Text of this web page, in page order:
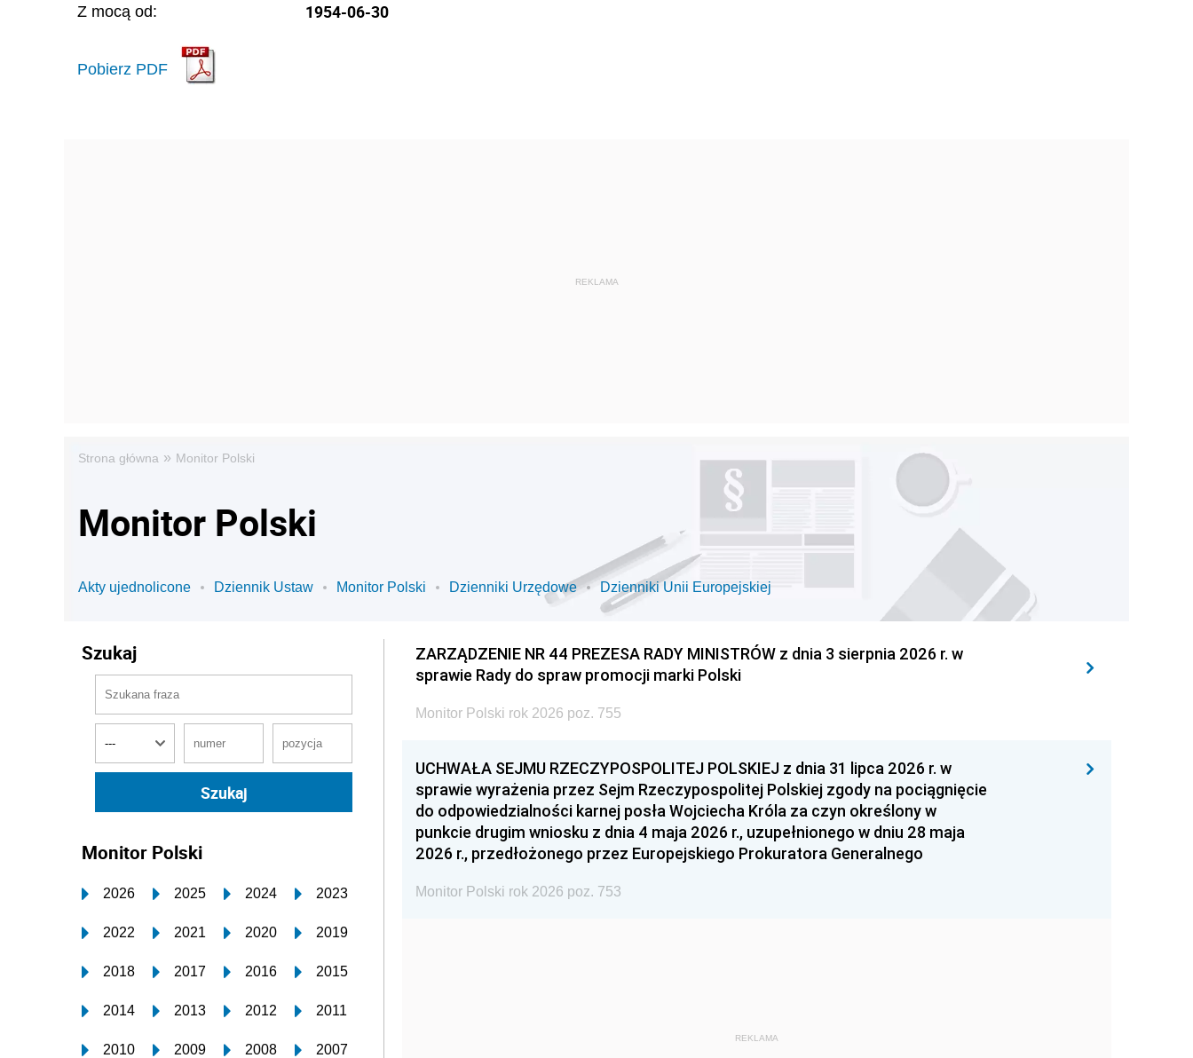
Z mocą od: 1954-06-30
Pobierz PDF
Strona główna » Monitor Polski
Monitor Polski
Akty ujednolicone Dziennik Ustaw Monitor Polski Dzienniki Urzędowe Dzienniki Unii Europejskiej
Szukaj
Monitor Polski
2026 2025 2024 2023
2022 2021 2020 2019
2018 2017 2016 2015
2014 2013 2012 2011
2010 2009 2008 2007
ZARZĄDZENIE NR 44 PREZESA RADY MINISTRÓW z dnia 3 sierpnia 2026 r. w
sprawie Rady do spraw promocji marki Polski
Monitor Polski rok 2026 poz. 755
UCHWAŁA SEJMU RZECZYPOSPOLITEJ POLSKIEJ z dnia 31 lipca 2026 r. w
sprawie wyrażenia przez Sejm Rzeczypospolitej Polskiej zgody na pociągnięcie
do odpowiedzialności karnej posła Wojciecha Króla za czyn określony w
punkcie drugim wniosku z dnia 4 maja 2026 r., uzupełnionego w dniu 28 maja
2026 r., przedłożonego przez Europejskiego Prokuratora Generalnego
Monitor Polski rok 2026 poz. 753
REKLAMA